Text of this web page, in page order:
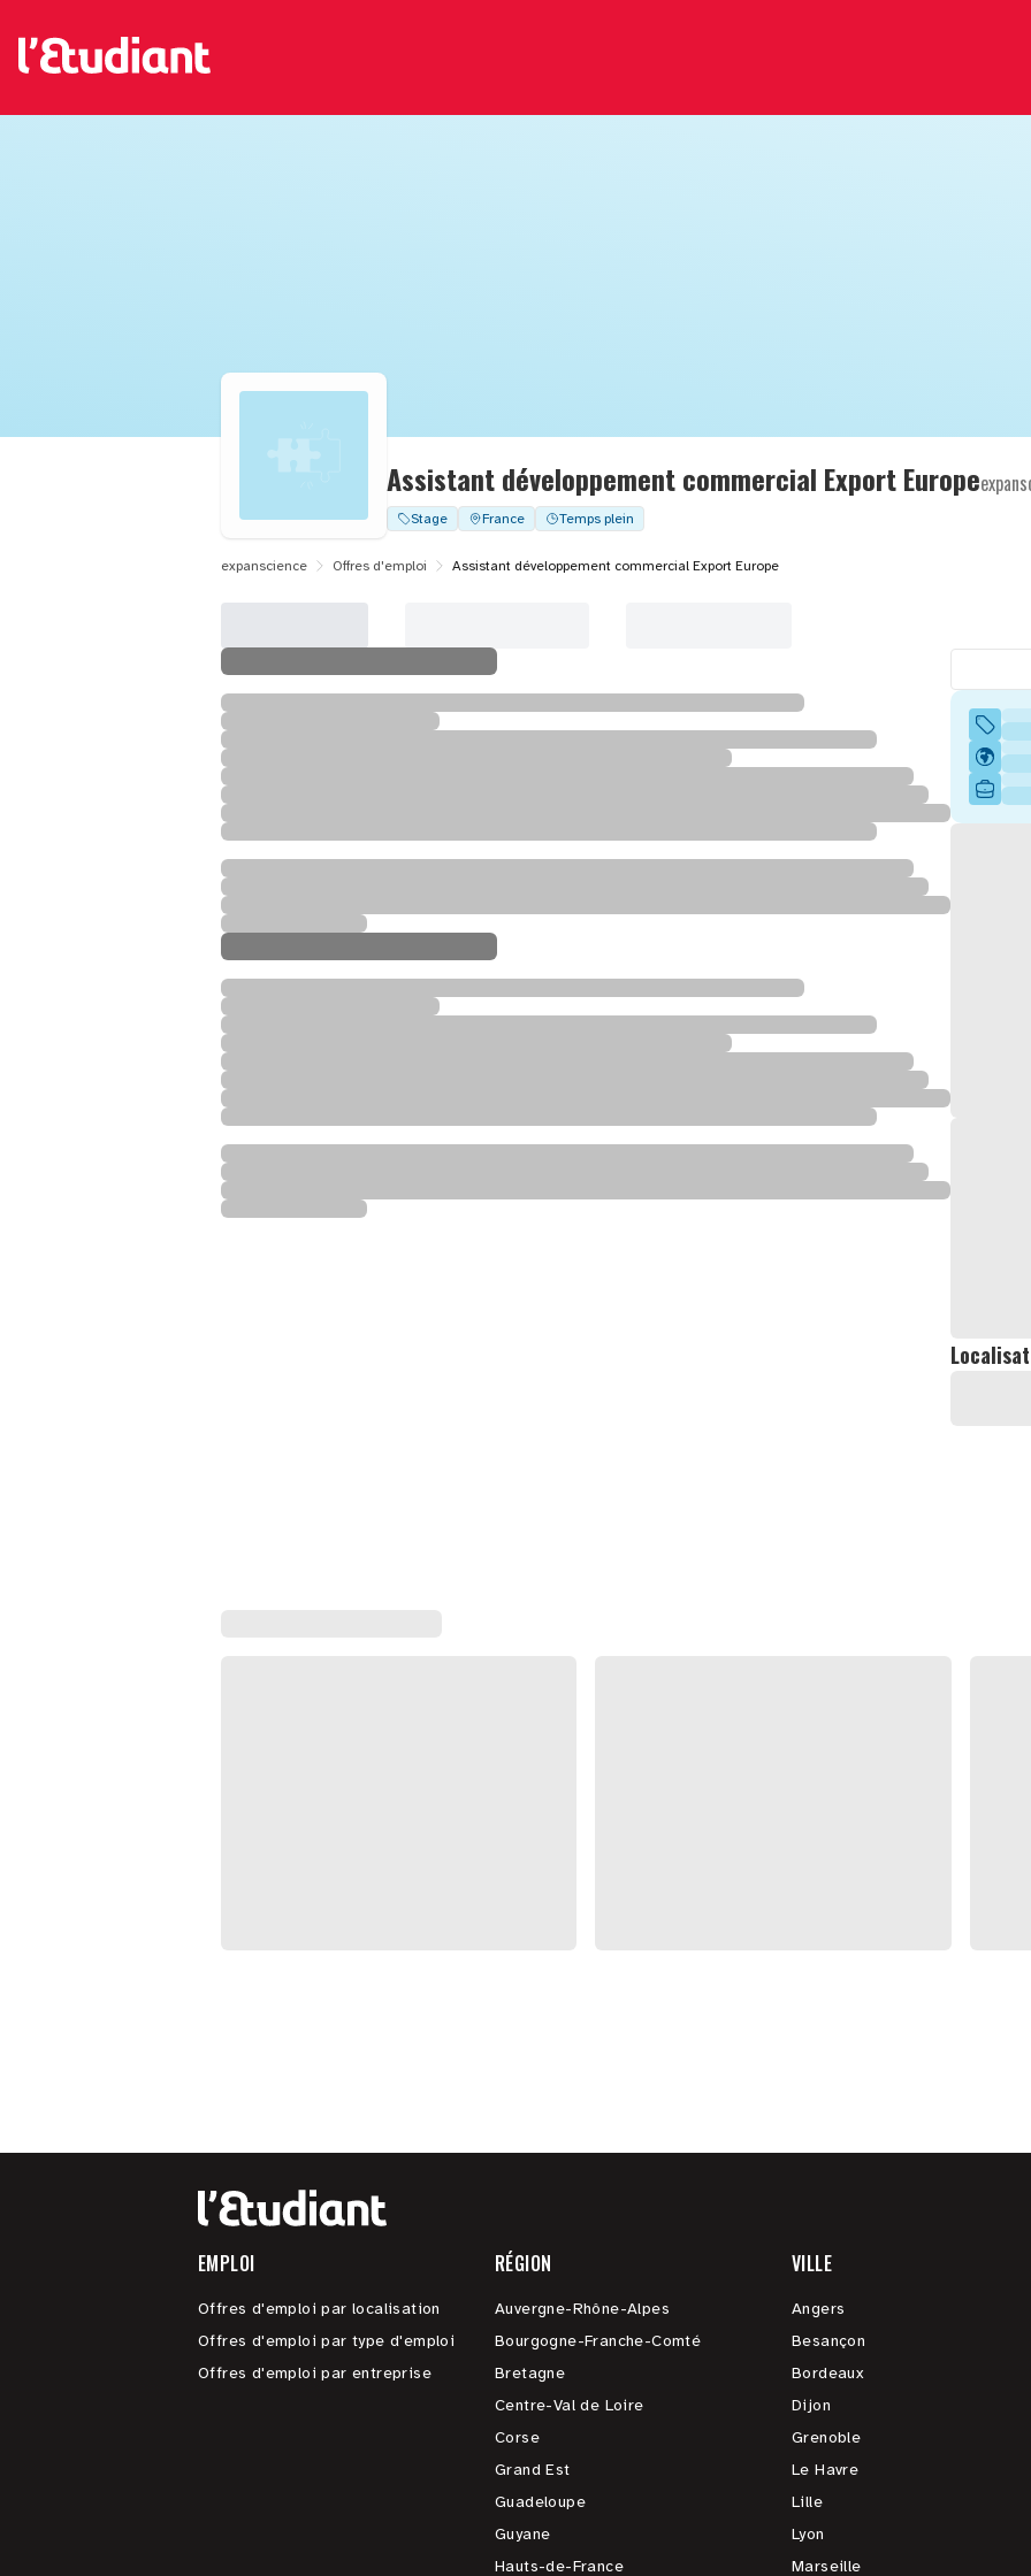
Assistant développement commercial Export Europe
Stage France Temps plein
expanscience Offres d'emploi Assistant développement commercial Export Europe
EMPLOI
Offres d'emploi par localisation
Offres d'emploi par type d'emploi
Offres d'emploi par entreprise
RÉGION
Auvergne-Rhône-Alpes
Bourgogne-Franche-Comté
Bretagne
Centre-Val de Loire
Corse
Grand Est
Guadeloupe
Guyane
Hauts-de-France
VILLE
Angers
Besançon
Bordeaux
Dijon
Grenoble
Le Havre
Lille
Lyon
Marseille